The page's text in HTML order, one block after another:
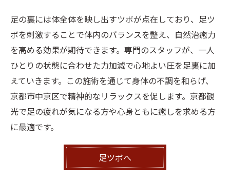
足の裏には体全体を映し出すツボが点在しており、足ツ
ボを刺激することで体内のバランスを整え、自然治癒力
を高める効果が期待できます。専門のスタッフが、一人
ひとりの状態に合わせた力加減で心地よい圧を足裏に加
えていきます。この施術を通じて身体の不調を和らげ、
京都市中京区で精神的なリラックスを促します。京都観
光で足の疲れが気になる方や心身ともに癒しを求める方
に最適です。
足ツボへ